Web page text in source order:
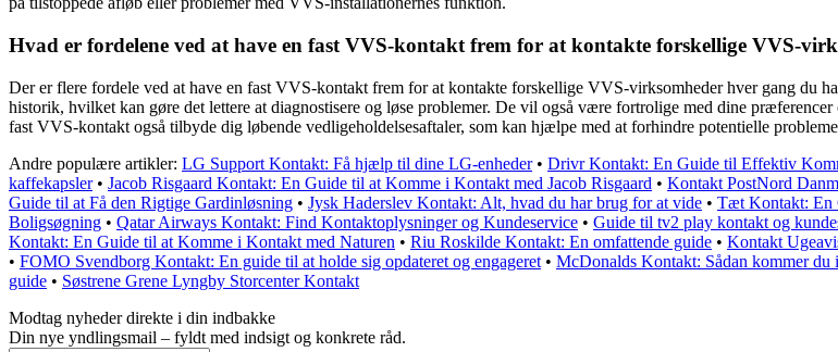
Hvad er fordelene ved at have en fast VVS-kontakt frem for at kontakte forskellige VVS-
Der er flere fordele ved at have en fast VVS-kontakt frem for at kontakte forskellige VVS-virksomheder hver gang
historik, hvilket kan gøre det lettere at diagnostisere og løse problemer. De vil også være fortrolige med dine
fast VVS-kontakt også tilbyde dig løbende vedligeholdelsesaftaler, som kan hjælpe med at forhindre potentielle
Andre populære artikler: LG Support Kontakt: Få hjælp til dine LG-enheder• Drivr Kontakt: En Guide til Effektiv
kaffekapsler• Jacob Risgaard Kontakt: En Guide til at Komme i Kontakt med Jacob Risgaard • Kontakt PostNord
Guide til at Få den Rigtige Gardinløsning • Jysk Haderslev Kontakt: Alt, hvad du har brug for at vide • Tæt Kontakt: En
Boligsøgning • Qatar Airways Kontakt: Find Kontaktoplysninger og Kundeservice • Guide til tv2 play kontakt og
Kontakt: En Guide til at Komme i Kontakt med Naturen • Riu Roskilde Kontakt: En omfattende guide • Kontakt
• FOMO Svendborg Kontakt: En guide til at holde sig opdateret og engageret • McDonalds Kontakt: Sådan kommer
guide • Søstrene Grene Lyngby Storcenter Kontakt
Modtag nyheder direkte i din indbakke
Din nye yndlingsmail – fyldt med indsigt og konkrete råd.